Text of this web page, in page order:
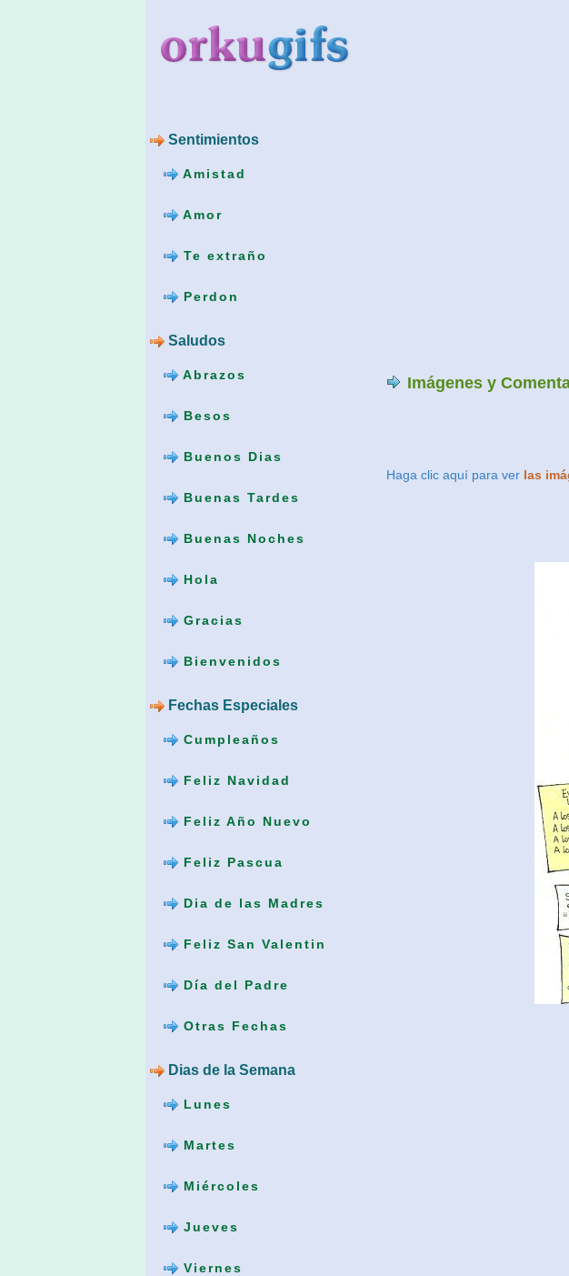
Sentimientos
Amistad
Amor
Te extraño
Perdon
Saludos
Abrazos
Besos
Buenos Dias
Buenas Tardes
Buenas Noches
Hola
Gracias
Bienvenidos
Fechas Especiales
Cumpleaños
Feliz Navidad
Feliz Año Nuevo
Feliz Pascua
Dia de las Madres
Feliz San Valentin
Día del Padre
Otras Fechas
Dias de la Semana
Lunes
Martes
Miércoles
Jueves
Viernes
Imágenes y
Haga clic aquí para ver las